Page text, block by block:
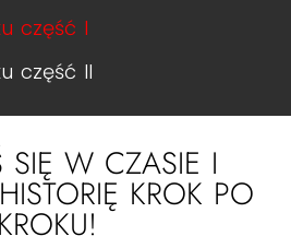
część I
część II
SIĘ W CZASIE I
KROK PO
KROKU!